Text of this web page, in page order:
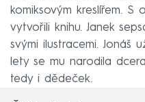
komiksovým kreslířem.
vytvořili knihu. Janek
svými ilustracemi. Jonáš
lety se mu narodila
tedy i dědeček.